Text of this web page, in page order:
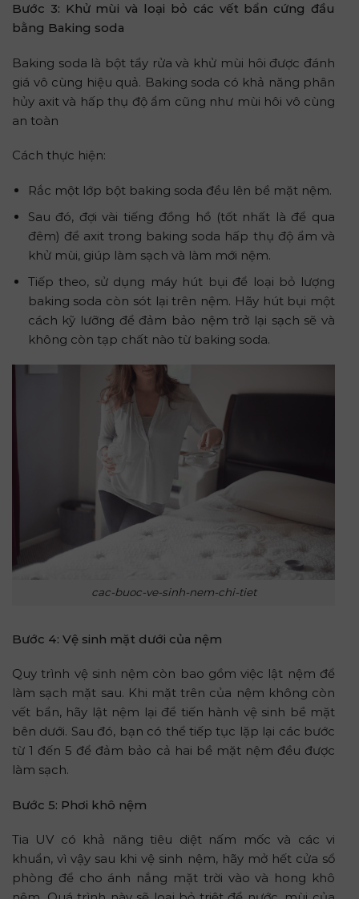
Bước 3: Khử mùi và loại bỏ các vết bẩn cứng đầu
bằng Baking soda
Baking soda là bột tẩy rửa và khử mùi hôi được đánh
giá vô cùng hiệu quả. Baking soda có khả năng phân
hủy axit và hấp thụ độ ẩm cũng như mùi hôi vô cùng
an toàn
Cách thực hiện:
Rắc một lớp bột baking soda đều lên bề mặt nệm.
Sau đó, đợi vài tiếng đồng hồ (tốt nhất là để qua
đêm) để axit trong baking soda hấp thụ độ ẩm và
khử mùi, giúp làm sạch và làm mới nệm.
Tiếp theo, sử dụng máy hút bụi để loại bỏ lượng
baking soda còn sót lại trên nệm. Hãy hút bụi một
cách kỹ lưỡng để đảm bảo nệm trở lại sạch sẽ và
không còn tạp chất nào từ baking soda.
cac-buoc-ve-sinh-nem-chi-tiet
Bước 4: Vệ sinh mặt dưới của nệm
Quy trình vệ sinh nệm còn bao gồm việc lật nệm để
làm sạch mặt sau. Khi mặt trên của nệm không còn
vết bẩn, hãy lật nệm lại để tiến hành vệ sinh bề mặt
bên dưới. Sau đó, bạn có thể tiếp tục lặp lại các bước
từ 1 đến 5 để đảm bảo cả hai bề mặt nệm đều được
làm sạch.
Bước 5: Phơi khô nệm
Tia UV có khả năng tiêu diệt nấm mốc và các vi
khuẩn, vì vậy sau khi vệ sinh nệm, hãy mở hết cửa sổ
phòng để cho ánh nắng mặt trời vào và hong khô